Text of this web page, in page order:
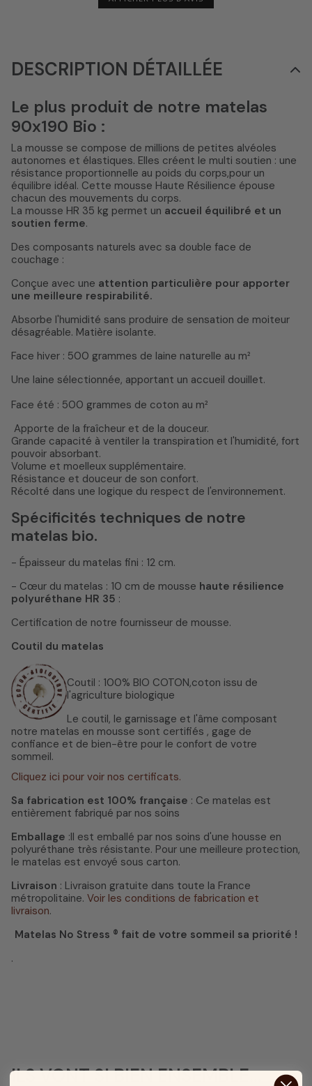
DESCRIPTION DÉTAILLÉE
Le plus produit de notre matelas
90x190 Bio :
La mousse se compose de millions de petites alvéoles
autonomes et élastiques. Elles créent le multi soutien : une
résistance proportionnelle au poids du corps,pour un
équilibre idéal. Cette mousse Haute Résilience épouse
chacun des mouvements du corps.
La mousse HR 35 kg permet un accueil équilibré et un
soutien ferme.
Des composants naturels avec sa double face de
couchage :
Conçue avec une attention particulière pour apporter
une meilleure respirabilité.
Absorbe l'humidité sans produire de sensation de moiteur
désagréable. Matière isolante.
Face hiver : 500 grammes de laine naturelle au m²
Une laine sélectionnée, apportant un accueil douillet.
Face été : 500 grammes de coton au m²
Apporte de la fraîcheur et de la douceur.
Grande capacité à ventiler la transpiration et l'humidité, fort
pouvoir absorbant.
Volume et moelleux supplémentaire.
Résistance et douceur de son confort.
Récolté dans une logique du respect de l'environnement.
Spécificités techniques de notre
matelas bio.
- Épaisseur du matelas fini : 12 cm.
- Cœur du matelas : 10 cm de mousse haute résilience
polyuréthane HR 35 :
Certification de notre fournisseur de mousse.
Coutil du matelas
Coutil : 100% BIO COTON,coton issu de
l'agriculture biologique
Le coutil, le garnissage et l'âme composant
notre matelas en mousse sont certifiés , gage de
confiance et de bien-être pour le confort de votre
sommeil.
Cliquez ici pour voir nos certificats.
Sa fabrication est 100% française : Ce matelas est
entièrement fabriqué par nos soins
Emballage :Il est emballé par nos soins d'une housse en
polyuréthane très résistante. Pour une meilleure protection,
le matelas est envoyé sous carton.
Livraison : Livraison gratuite dans toute la France
métropolitaine. Voir les conditions de fabrication et
livraison.
Matelas No Stress ® fait de votre sommeil sa priorité !
.
ILS VONT SI BIEN ENSEMBLE...